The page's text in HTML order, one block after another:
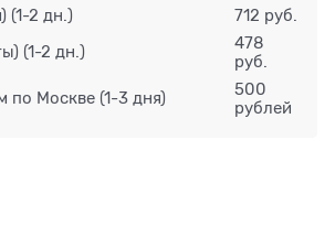
(1-2 дн.) 712 руб.
(1-2 дн.)
478
руб.
по Москве (1-3 дня)
500
рублей